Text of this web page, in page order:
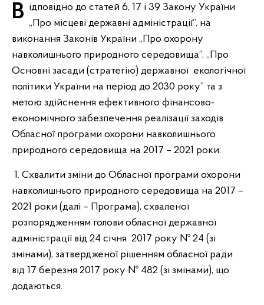
Відповідно до статей 6, 17 і 39 Закону України „Про місцеві державні адміністрації”, на
виконання Законів України „Про охорону
навколишнього природного середовища”, „Про
Основні засади (стратегію) державної екологічної
політики України на період до 2030 року” та з
метою здійснення ефективного фінансово-
економічного забезпечення реалізації заходів
Обласної програми охорони навколишнього
природного середовища на 2017 – 2021 роки:
1. Схвалити зміни до Обласної програми охорони
навколишнього природного середовища на 2017 –
2021 роки (далі – Програма), схваленої
розпорядженням голови обласної державної
адміністрації від 24 січня 2017 року № 24 (зі
змінами), затвердженої рішенням обласної ради
від 17 березня 2017 року № 482 (зі змінами), що
додаються.